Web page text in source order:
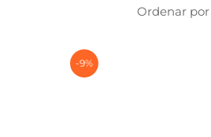
-9%